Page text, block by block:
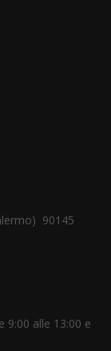
90145
9:00 alle 13:00 e